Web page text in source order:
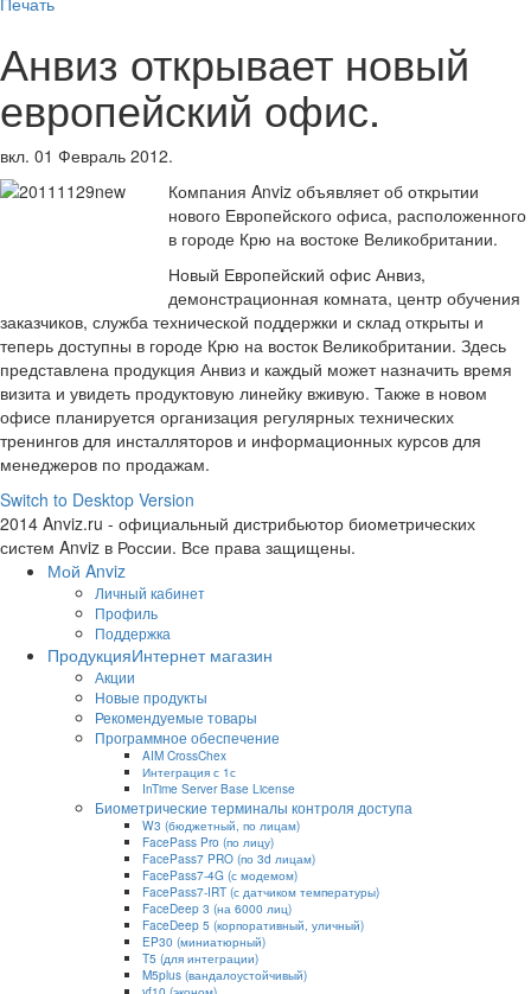
Анвиз открывает новый
европейский офис.
вкл. 01 Февраль 2012.
Компания Anviz объявляет об открытии
нового Европейского офиса, расположенного
в городе Крю на востоке Великобритании.
Новый Европейский офис Анвиз,
демонстрационная комната, центр обучения
заказчиков, служба технической поддержки и склад открыты и
теперь доступны в городе Крю на восток Великобритании. Здесь
представлена продукция Анвиз и каждый может назначить время
визита и увидеть продуктовую линейку вживую. Также в новом
офисе планируется организация регулярных технических
тренингов для инсталляторов и информационных курсов для
менеджеров по продажам.
Switch to Desktop Version
2014 Anviz.ru - официальный дистрибьютор биометрических
систем Anviz в России. Все права защищены.
Мой Anviz
Личный кабинет
Профиль
Поддержка
ПродукцияИнтернет магазин
Акции
Новые продукты
Рекомендуемые товары
Программное обеспечение
AIM CrossChex
Интеграция с 1с
InTime Server Base License
Биометрические терминалы контроля доступа
W3 (бюджетный, по лицам)
FacePass Pro (по лицу)
FacePass7 PRO (по 3d лицам)
FacePass7-4G (с модемом)
FacePass7-IRT (с датчиком температуры)
FaceDeep 3 (на 6000 лиц)
FaceDeep 5 (корпоративный, уличный)
EP30 (миниатюрный)
T5 (для интеграции)
M5plus (вандалоустойчивый)